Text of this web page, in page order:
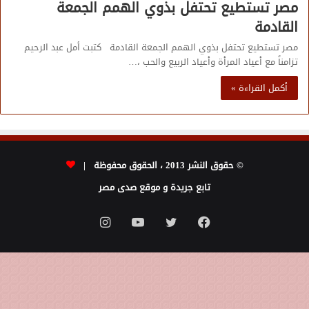
مصر تستطيع تحتفل بذوي الهمم الجمعة
القادمة
مصر تستطيع تحتفل بذوي الهمم الجمعة القادمة كتبت أمل عبد الرحيم
تزامناً مع أعياد المرأة وأعياد الربيع والحب ،…
أكمل القراءة »
© حقوق النشر 2013 ، الحقوق محفوظة |
تابع جريدة و موقع صدى مصر
فيسبوك تويتر يوتيوبانستقرام